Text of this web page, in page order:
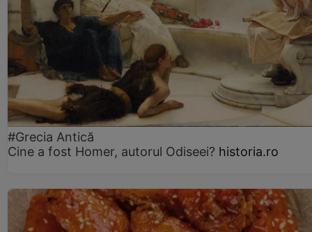
#Grecia Antică
Cine a fost Homer, autorul Odiseei? historia.ro